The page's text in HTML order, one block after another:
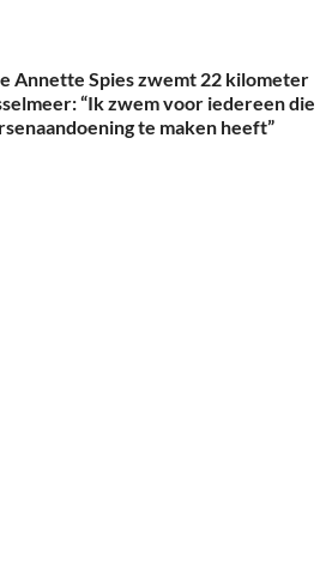
Annette Spies zwemt 22 kilometer
“Ik zwem voor iedereen die
te maken heeft”